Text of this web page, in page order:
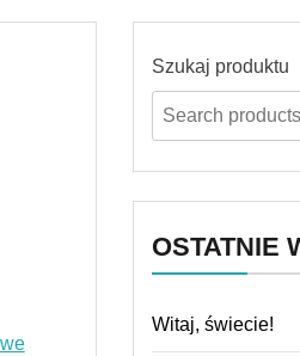
Szukaj produktu
OSTATNIE
Witaj, świecie!